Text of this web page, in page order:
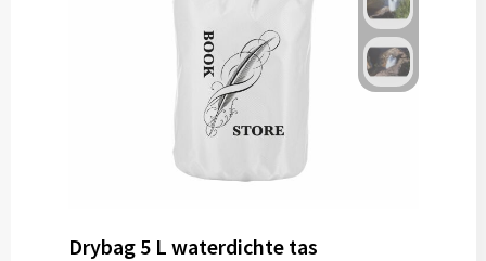
Drybag 5 L waterdichte tas